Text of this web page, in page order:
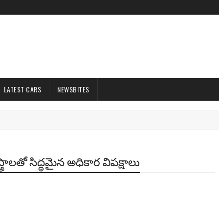
LATEST CARS NEWSBITES
సిద్ధమైన అధికార విపక్షాలు